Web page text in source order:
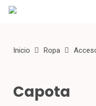
Skip
content
Inicio Ropa
Capota